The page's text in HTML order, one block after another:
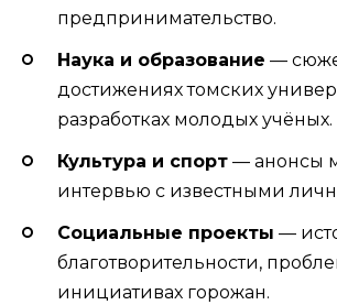
предпринимательство.
Наука и образование —
достижениях томских
разработках молодых учёных.
Культура и спорт — анонсы
интервью с известными
Социальные проекты —
благотворительности,
инициативах горожан.